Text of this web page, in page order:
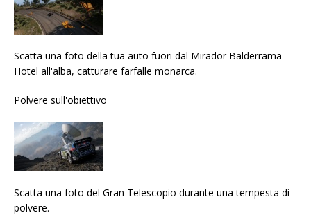
Scatta una foto della tua auto fuori dal Mirador Balderrama
Hotel all'alba, catturare farfalle monarca.
Polvere sull'obiettivo
Scatta una foto del Gran Telescopio durante una tempesta di
polvere.